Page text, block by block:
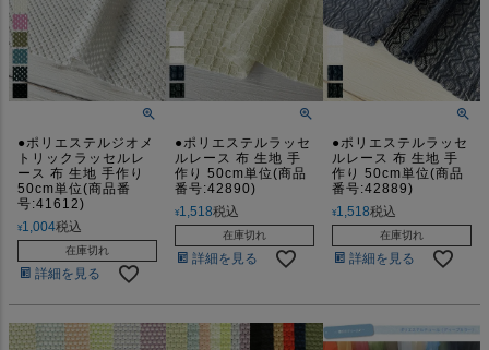
●ポリエステルジオメ
トリックラッセルレ
ース 布 生地 手作り
50cm単位(商品番
号:41612)
¥1,004税込
在庫切れ
詳細を見る
●ポリエステルラッセ
ルレース 布 生地 手
作り 50cm単位(商品
番号:42890)
¥1,518税込
在庫切れ
詳細を見る
●ポリエステルラッセ
ルレース 布 生地 手
作り 50cm単位(商品
番号:42889)
¥1,518税込
在庫切れ
詳細を見る